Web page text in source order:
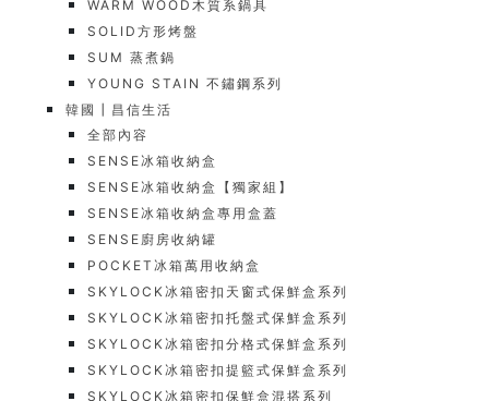
WARM WOOD木質系鍋具
SOLID方形烤盤
SUM 蒸煮鍋
YOUNG STAIN 不鏽鋼系列
韓國┃昌信生活
全部內容
SENSE冰箱收納盒
SENSE冰箱收納盒【獨家組】
SENSE冰箱收納盒專用盒蓋
SENSE廚房收納罐
POCKET冰箱萬用收納盒
SKYLOCK冰箱密扣天窗式保鮮盒系列
SKYLOCK冰箱密扣托盤式保鮮盒系列
SKYLOCK冰箱密扣分格式保鮮盒系列
SKYLOCK冰箱密扣提籃式保鮮盒系列
SKYLOCK冰箱密扣保鮮盒混搭系列